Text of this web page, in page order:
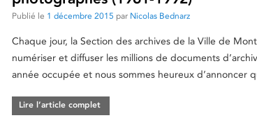
Publié le 1 décembre 2015 par Nicolas Bednarz
Chaque jour, la Section des archives de la Ville de
numériser et diffuser les millions de documents
année occupée et nous sommes heureux
Lire l’article complet